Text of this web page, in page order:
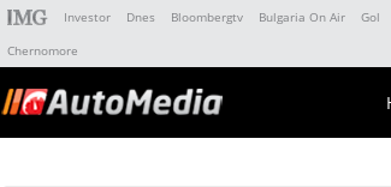
Investor Dnes Bloombergtv Bulgaria On Air Gol
Chernomore